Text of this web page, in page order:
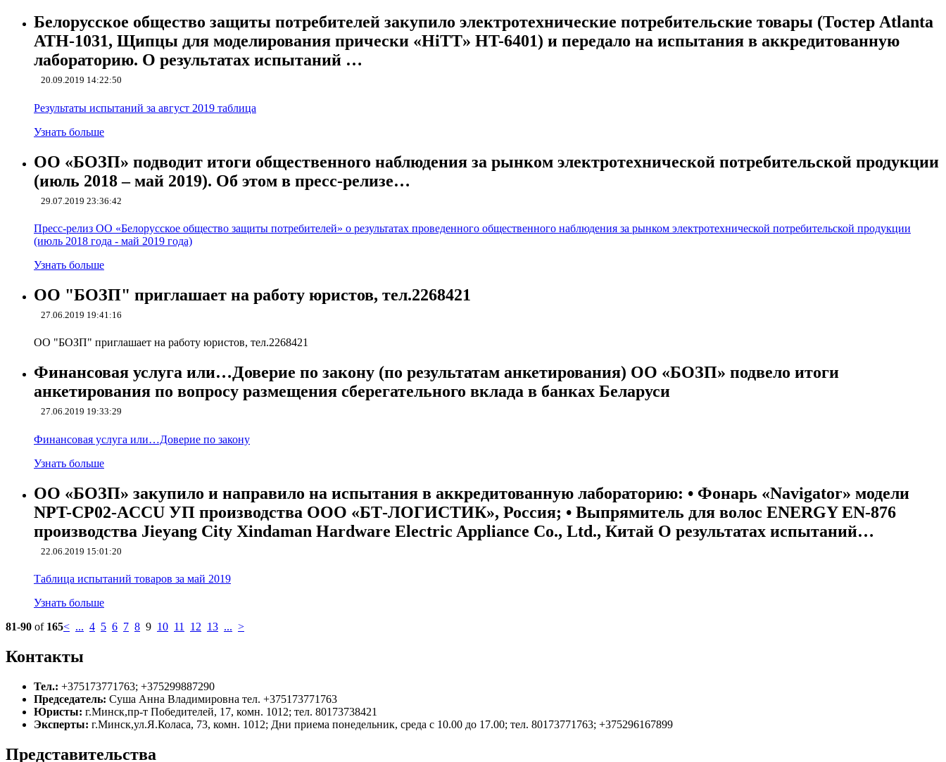
Белорусское общество защиты потребителей закупило электротехнические потребительские товары (Тостер Atlanta
ATH-1031, Щипцы для моделирования прически «HiTT» HT-6401) и передало на испытания в аккредитованную
лабораторию. О результатах испытаний …
20.09.2019 14:22:50
Результаты испытаний за август 2019 таблица
Узнать больше
ОО «БОЗП» подводит итоги общественного наблюдения за рынком электротехнической потребительской продукции
(июль 2018 – май 2019). Об этом в пресс-релизе…
29.07.2019 23:36:42
Пресс-релиз ОО «Белорусское общество защиты потребителей» о результатах проведенного общественного наблюдения за рынком электротехнической потребительской продукции
(июль 2018 года - май 2019 года)
Узнать больше
ОО "БОЗП" приглашает на работу юристов, тел.2268421
27.06.2019 19:41:16
ОО "БОЗП" приглашает на работу юристов, тел.2268421
Финансовая услуга или…Доверие по закону (по результатам анкетирования) ОО «БОЗП» подвело итоги
анкетирования по вопросу размещения сберегательного вклада в банках Беларуси
27.06.2019 19:33:29
Финансовая услуга или…Доверие по закону
Узнать больше
ОО «БОЗП» закупило и направило на испытания в аккредитованную лабораторию: • Фонарь «Navigator» модели
NPT-CP02-ACCU УП производства ООО «БТ-ЛОГИСТИК», Россия; • Выпрямитель для волос ENERGY EN-876
производства Jieyang City Xindaman Hardware Electric Appliance Co., Ltd., Китай О результатах испытаний…
22.06.2019 15:01:20
Таблица испытаний товаров за май 2019
Узнать больше
81-90 of 165< ... 4 5 6 7 8 9 10 11 12 13 ... >
Контакты
Тел.: +375173771763; +375299887290
Председатель: Суша Анна Владимировна тел. +375173771763
Юристы: г.Минск,пр-т Победителей, 17, комн. 1012; тел. 80173738421
Эксперты: г.Минск,ул.Я.Коласа, 73, комн. 1012; Дни приема понедельник, среда с 10.00 до 17.00; тел. 80173771763; +375296167899
Представительства